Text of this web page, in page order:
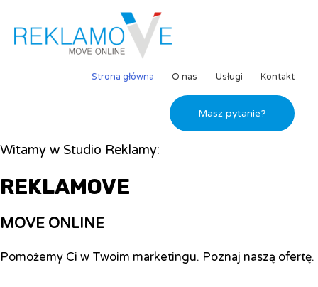
Strona główna O nas Usługi Kontakt
Masz pytanie?
Witamy w Studio Reklamy:
REKLAMOVE
MOVE ONLINE
Pomożemy Ci w Twoim marketingu. Poznaj naszą ofertę.